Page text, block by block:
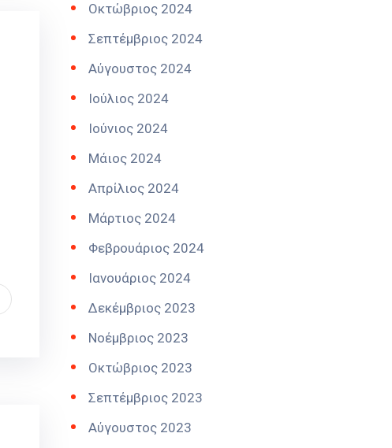
Οκτώβριος 2024
Σεπτέμβριος 2024
Αύγουστος 2024
Ιούλιος 2024
Ιούνιος 2024
Μάιος 2024
Απρίλιος 2024
Μάρτιος 2024
Φεβρουάριος 2024
Ιανουάριος 2024
Δεκέμβριος 2023
Νοέμβριος 2023
Οκτώβριος 2023
Σεπτέμβριος 2023
Αύγουστος 2023